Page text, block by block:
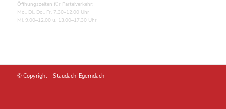
Öffnungszeiten für Parteiverkehr:
Mo., Di., Do., Fr. 7.30–12.00 Uhr
Mi. 9.00–12.00 u. 13.00–17.30 Uhr
© Copyright - Staudach-Egerndach